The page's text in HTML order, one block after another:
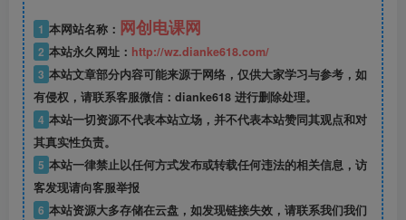
1 本网站名称： 网创电课网
2 本站永久网址： http://wz.dianke618.com/
3 本站文章部分内容可能来源于网络，仅供大家学习与参考，如
有侵权，请联系客服微信：dianke618 进行删除处理。
4 本站一切资源不代表本站立场，并不代表本站赞同其观点和对
其真实性负责。
5 本站一律禁止以任何方式发布或转载任何违法的相关信息，访
客发现请向客服举报
6 本站资源大多存储在云盘，如发现链接失效，请联系我们我们